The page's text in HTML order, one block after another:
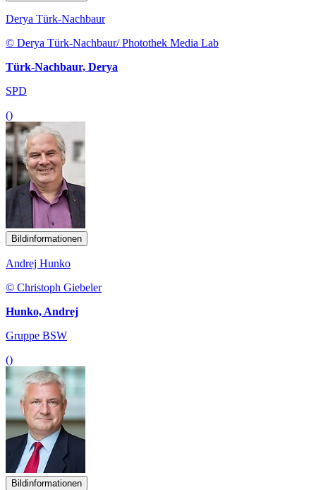
Derya Türk-Nachbaur
© Derya Türk-Nachbaur/ Photothek Media Lab
Türk-Nachbaur, Derya
SPD
()
Bildinformationen
Andrej Hunko
© Christoph Giebeler
Hunko, Andrej
Gruppe BSW
()
Bildinformationen